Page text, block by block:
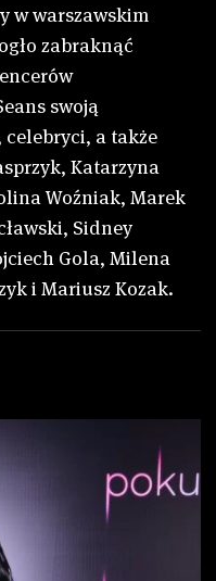
w warszawskim
zabraknąć
swoją
a także
Katarzyna
Woźniak, Marek
Sidney
Gola, Milena
i Mariusz Kozak.